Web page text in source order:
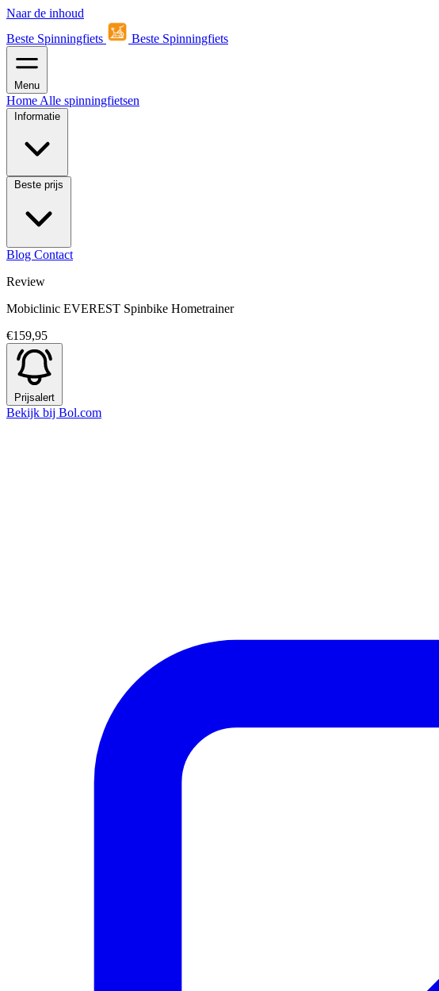
Naar de inhoud
Beste Spinningfiets
Beste Spinningfiets
Menu
Home Alle spinningfietsen
Informatie
Beste prijs
Blog Contact
Review
Mobiclinic EVEREST Spinbike Hometrainer
€159,95
Prijsalert
Bekijk bij Bol.com